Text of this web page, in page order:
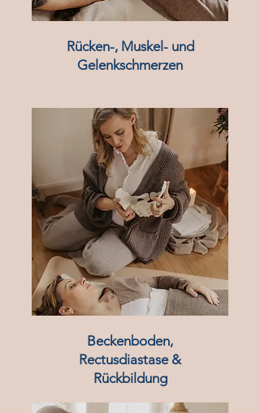
Rücken-, Muskel- und
Gelenkschmerzen
Beckenboden,
Rectusdiastase &
Rückbildung